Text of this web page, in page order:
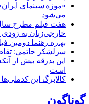
«موزه سینمای
می‌شود
هفت فیلم مطرح سال
خارجی‌زبان به
بهاره رهنما دومین
سرلشکر حاتمی:
این بدرقه بیش از
است
کالابرگ این
گوناگون